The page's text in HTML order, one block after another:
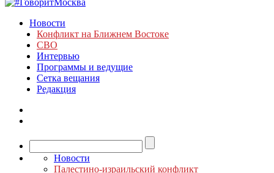
Новости
Конфликт на Ближнем Востоке
СВО
Интервью
Программы и ведущие
Сетка вещания
Редакция
Новости
Палестино-израильский конфликт